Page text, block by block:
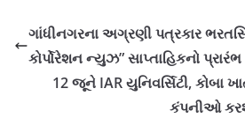
ગાંધીનગરના અગ્રણી પત્રકાર ભરતસિંહ
કોર્પોરેશન ન્યુઝ” સાપ્તાહિકનો પ્રારંભ
12 જૂને IAR યુનિવર્સિટી, કોબા
કંપનીઓ